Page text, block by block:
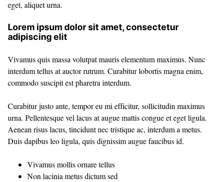
eget, aliquet urna.
Lorem ipsum dolor sit amet, consectetur
adipiscing elit
Vivamus quis massa volutpat mauris elementum maximus. Nunc
interdum tellus at auctor rutrum. Curabitur lobortis magna enim,
commodo suscipit est pharetra interdum.
Curabitur justo ante, tempor eu mi efficitur, sollicitudin maximus
urna. Pellentesque vel lacus at augue mattis congue et eget ligula.
Aenean risus lacus, tincidunt nec tristique ac, interdum a metus.
Duis dapibus leo ligula, quis dignissim augue faucibus id.
Vivamus mollis ornare tellus
Non lacinia metus dictum sed